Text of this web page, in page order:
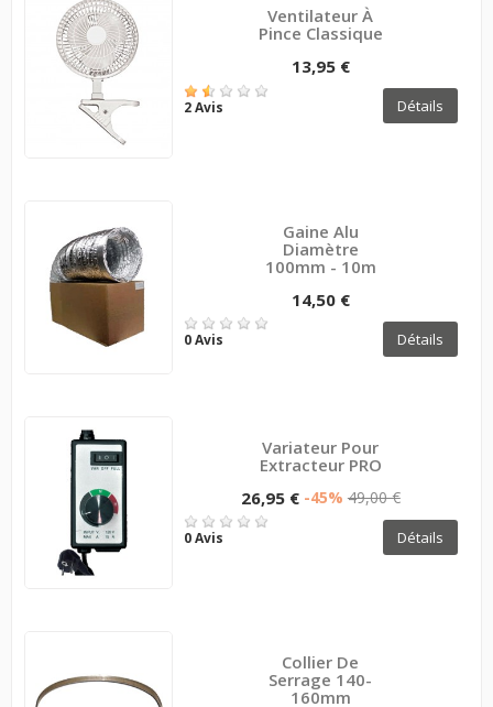
Ventilateur À
Pince Classique
13,95 €
2 Avis Détails
Gaine Alu
Diamètre
100mm - 10m
14,50 €
0 Avis Détails
Variateur Pour
Extracteur PRO
26,95 € -45% 49,00 €
0 Avis Détails
Collier De
Serrage 140-
160mm